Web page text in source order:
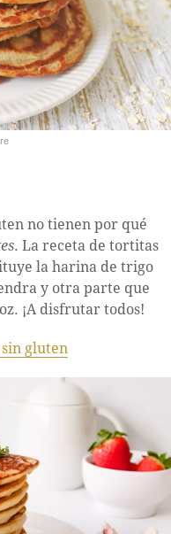
no tienen por qué
. La receta de tortitas
la harina de trigo
y otra parte que
¡A disfrutar todos!
gluten